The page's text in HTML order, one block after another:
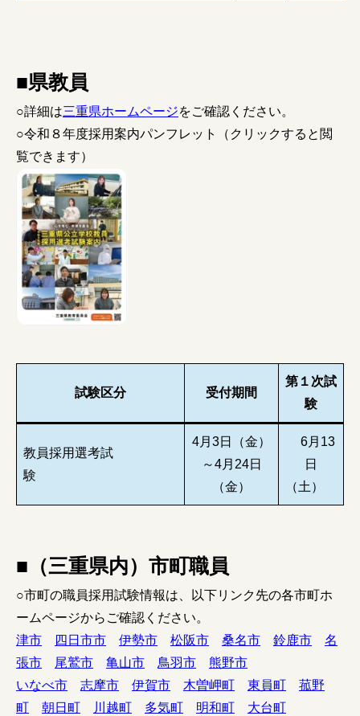
■県教員
○詳細は三重県ホームページをご確認ください。
○令和８年度採用案内パンフレット（クリックすると閲
覧できます）
試験区分 受付期間
第１次試
験
教員採用選考試
験
4月3日（金）
～4月24日
（金）
6月13
日
（土）
■（三重県内）市町職員
○市町の職員採用試験情報は、以下リンク先の各市町ホ
ームページからご確認ください。
津市
四日市市 伊勢市 松阪市 桑名市 鈴鹿市
名
張市
尾鷲市 亀山市 鳥羽市
熊野市
いなべ市
志摩市 伊賀市 木曽岬町 東員町
菰野
町
朝日町 川越町 多気町 明和町 大台町